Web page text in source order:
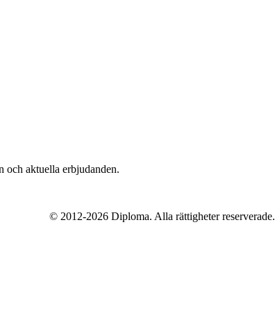
aktuella erbjudanden.
© 2012-2026Diploma. Alla rättigheter reserverade.